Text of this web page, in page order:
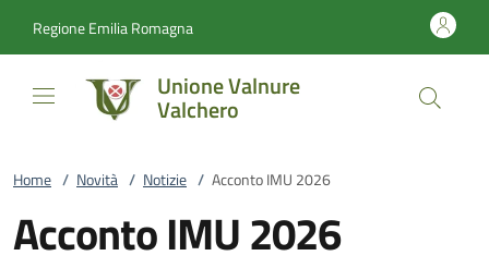
Regione Emilia Romagna
Unione Valnure
Valchero
Home / Novità / Notizie / Acconto IMU 2026
Acconto IMU 2026